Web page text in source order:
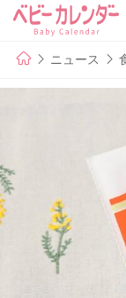
ニュース